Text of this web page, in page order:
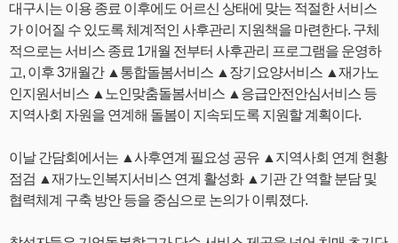
대구시는 이용 종료 이후에도 어르신 상태에 맞는 적절한 서비스
가 이어질 수 있도록 체계적인 사후관리 지원책을 마련한다. 구체
적으로는 서비스 종료 1개월 전부터 사후관리 프로그램을 운영하
고, 이후 3개월간 ▲통합돌봄서비스 ▲장기요양서비스 ▲재가노
인지원서비스 ▲노인맞춤돌봄서비스 ▲응급안전안심서비스 등
지역사회 자원을 연계해 돌봄이 지속되도록 지원할 계획이다.
이날 간담회에서는 ▲사후연계 필요성 공유 ▲지역사회 연계 현황
점검 ▲재가노인복지서비스 연계 활성화 ▲기관 간 역할 분담 및
협력체계 구축 방안 등을 중심으로 논의가 이뤄졌다.